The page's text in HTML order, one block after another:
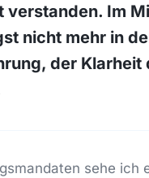
verstanden. Im
nicht mehr in
der
sehe